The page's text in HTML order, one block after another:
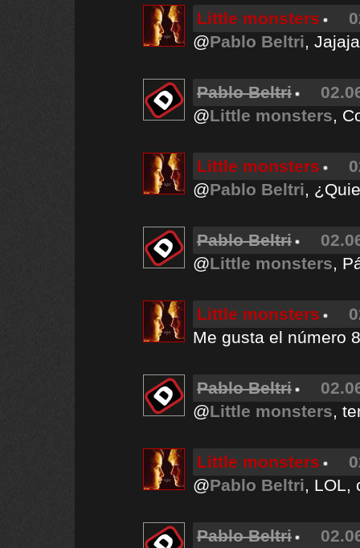
Little monsters
@Pablo Beltri,
Pablo Beltri
@Little monsters,
Little monsters
@Pablo Beltri,
Pablo Beltri
@Little monsters,
Little monsters
Me gusta el número
Pablo Beltri
@Little monsters,
Little monsters
@Pablo Beltri, LOL,
Pablo Beltri